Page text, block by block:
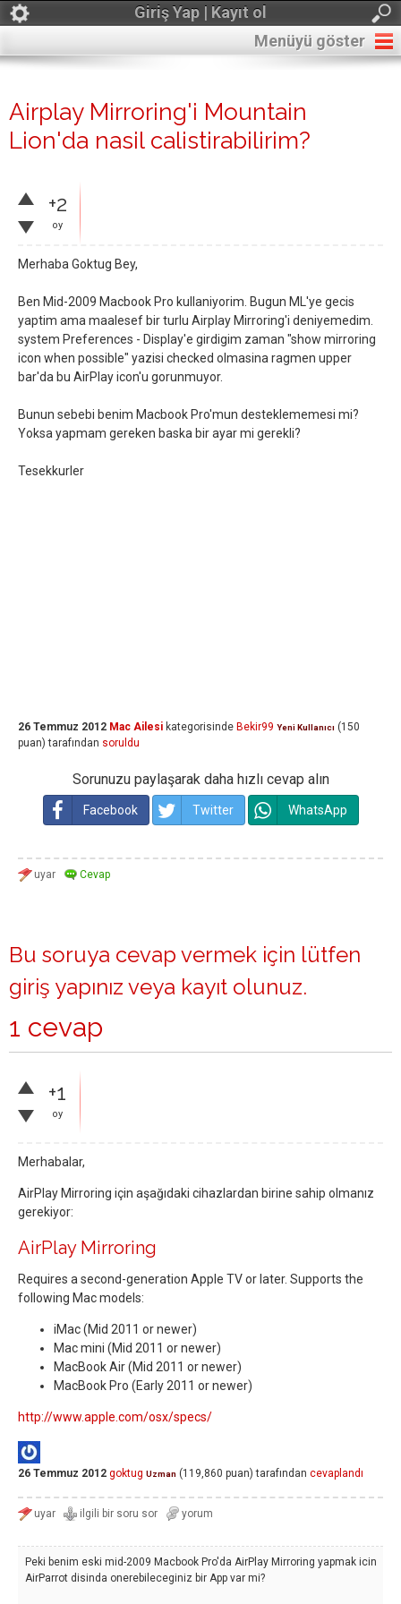
Giriş Yap | Kayıt ol
Menüyü göster
Airplay Mirroring'i Mountain
Lion'da nasil calistirabilirim?
+2
oy
Merhaba Goktug Bey,
Ben Mid-2009 Macbook Pro kullaniyorim. Bugun ML'ye gecis
yaptim ama maalesef bir turlu Airplay Mirroring'i deniyemedim.
system Preferences - Display'e girdigim zaman "show mirroring
icon when possible" yazisi checked olmasina ragmen upper
bar'da bu AirPlay icon'u gorunmuyor.
Bunun sebebi benim Macbook Pro'mun desteklememesi mi?
Yoksa yapmam gereken baska bir ayar mi gerekli?
Tesekkurler
26 Temmuz 2012 Mac Ailesi kategorisinde Bekir99 Yeni Kullanıcı (150
puan) tarafından soruldu
Sorunuzu paylaşarak daha hızlı cevap alın
Facebook Twitter WhatsApp
Bu soruya cevap vermek için lütfen
giriş yapınız veya kayıt olunuz.
1 cevap
+1
oy
Merhabalar,
AirPlay Mirroring için aşağıdaki cihazlardan birine sahip olmanız
gerekiyor:
AirPlay Mirroring
Requires a second-generation Apple TV or later. Supports the
following Mac models:
iMac (Mid 2011 or newer)
Mac mini (Mid 2011 or newer)
MacBook Air (Mid 2011 or newer)
MacBook Pro (Early 2011 or newer)
http://www.apple.com/osx/specs/
26 Temmuz 2012 goktug Uzman (119,860 puan) tarafından cevaplandı
Peki benim eski mid-2009 Macbook Pro'da AirPlay Mirroring yapmak icin
AirParrot disinda onerebileceginiz bir App var mi?